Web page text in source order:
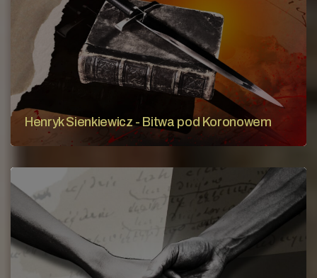
Henryk Sienkiewicz - Bitwa pod Koronowem